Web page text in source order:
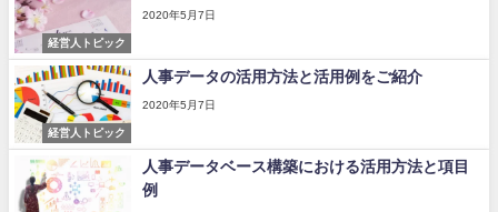
経営人トピック
2020年5月7日
経営人トピック
人事データの活用方法と活用例をご紹介
2020年5月7日
人事データベース構築における活用方法と項目
例